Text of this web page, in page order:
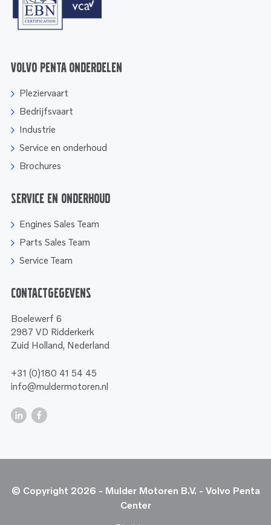
Volvo Penta onderdelen
Pleziervaart
Bedrijfsvaart
Industrie
Service en onderhoud
Brochures
Service en onderhoud
Engines Sales Team
Parts Sales Team
Service Team
Contactgegevens
Boelewerf 6
2987 VD Ridderkerk
Zuid Holland, Nederland
+31 (0)180 41 54 45
info@muldermotoren.nl
© Copyright 2026 - Mulder Motoren B.V. - Volvo Penta
Center